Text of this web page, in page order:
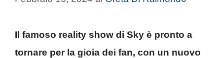
Il famoso reality show di Sky è pronto a
tornare per la gioia dei fan, con un nuovo